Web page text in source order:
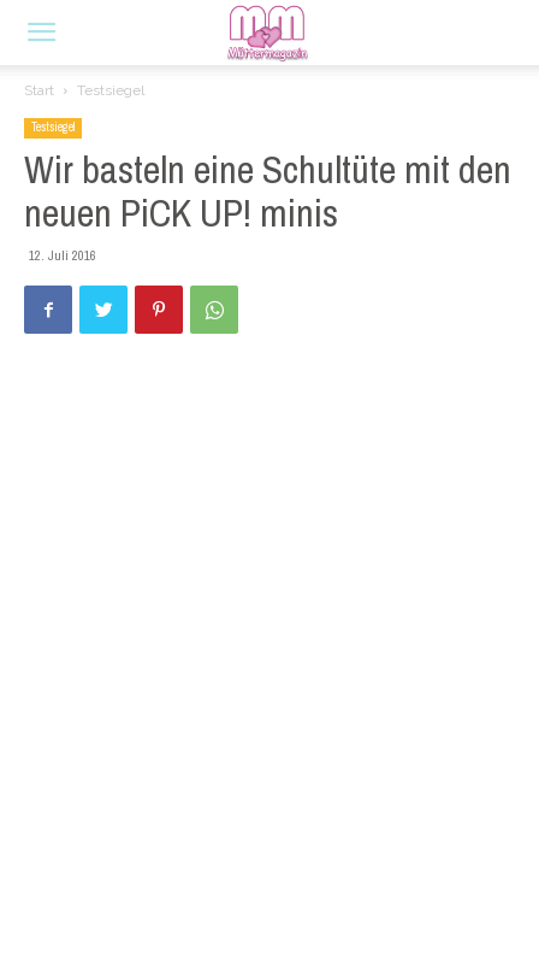
Start Testsiegel
Testsiegel
Wir basteln eine Schultüte mit den
neuen PiCK UP! minis
12. Juli 2016